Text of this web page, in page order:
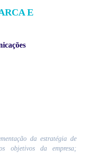
E
da estratégia de
objetivos da empresa;